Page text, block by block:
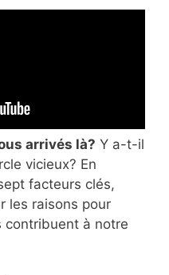
arrivés là? Y a-t-il
vicieux? En
facteurs clés,
les raisons pour
contribuent à notre